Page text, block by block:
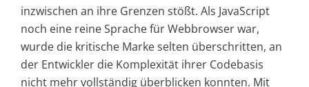
inzwischen an ihre Grenzen stößt. Als JavaScript
noch eine reine Sprache für Webbrowser war,
wurde die kritische Marke selten überschritten, an
der Entwickler die Komplexität ihrer Codebasis
nicht mehr vollständig überblicken konnten. Mit